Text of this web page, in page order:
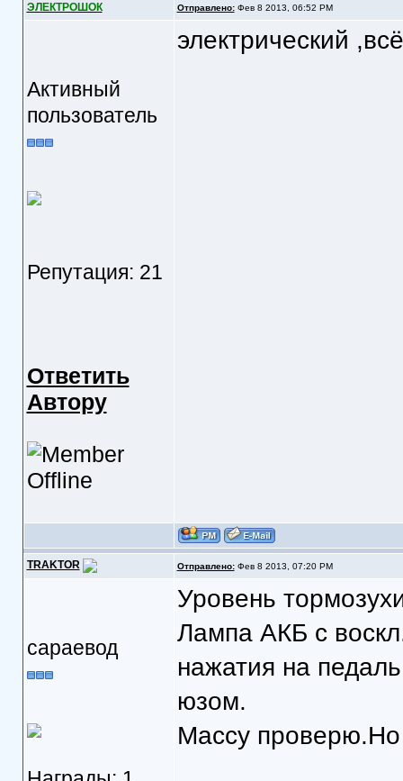
ЭЛЕКТРОШОК Отправлено:Фев 8 2013, 06:52 PM
Активный
пользователь
Репутация: 21
Ответить
Автору
электрический
TRAKTOR Отправлено:Фев 8 2013, 07:20 PM
сараевод
Уровень
Лампа АКБ с
нажатия на
юзом.
Массу